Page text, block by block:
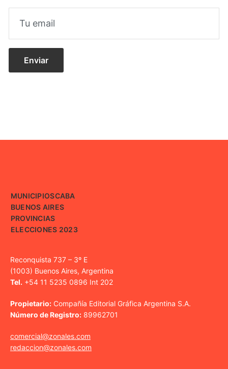
MUNICIPIOSCABA
BUENOS AIRES
PROVINCIAS
ELECCIONES 2023
Reconquista 737 – 3º E
(1003) Buenos Aires, Argentina
Tel. +54 11 5235 0896 Int 202
Propietario: Compañía Editorial Gráfica Argentina S.A.
Número de Registro: 89962701
comercial@zonales.com
redaccion@zonales.com